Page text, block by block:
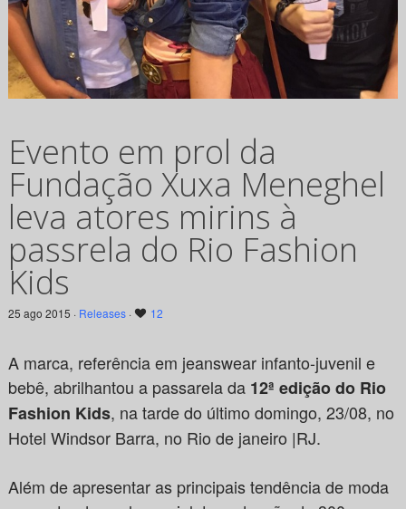
Evento em prol da
Fundação Xuxa Meneghel
leva atores mirins à
passrela do Rio Fashion
Kids
25 ago 2015 · Releases· 12
A marca, referência em jeanswear infanto-juvenil e
bebê, abrilhantou a passarela da 12ª edição do Rio
Fashion Kids, na tarde do último domingo, 23/08, no
Hotel Windsor Barra, no Rio de janeiro |RJ.
Além de apresentar as principais tendência de moda